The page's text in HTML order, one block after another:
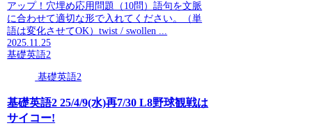
アップ！穴埋め応用問題（10問）語句を文脈
に合わせて適切な形で入れてください。（単
語は変化させてOK）twist / swollen ...
2025.11.25
基礎英語2
基礎英語2
基礎英語2 25/4/9(水)再7/30 L8野球観戦は
サイコー!